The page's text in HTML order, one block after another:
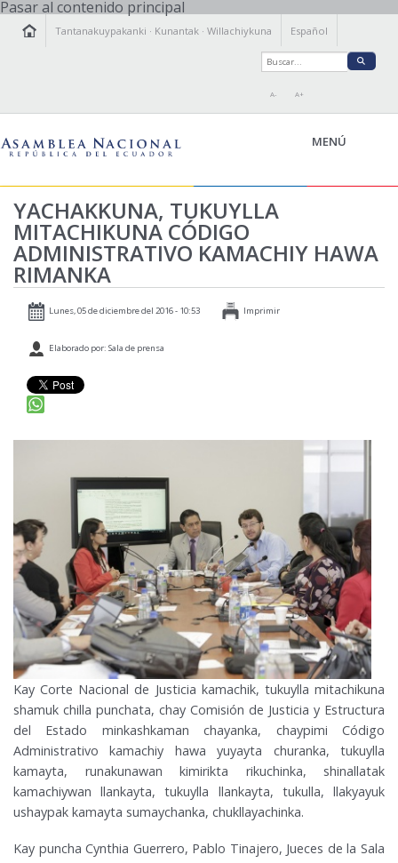
Pasar al contenido principal
Tantanakuypakanki · Kunantak ·Willachiykuna Español
A- A+
MENÚ
TANTANAKUY
KAMACHIY KILLKAY
ÑAWINCHIY
WILLACHIKKUNA
ISTALLAKTAMANTA
YACHAKKUNA, TUKUYLLA
MITACHIKUNA CÓDIGO
ADMINISTRATIVO KAMACHIY HAWA
RIMANKA
Lunes, 05 de diciembre del 2016 - 10:53 Imprimir
Elaborado por: Sala de prensa
Kay Corte Nacional de Justicia kamachik, tukuylla mitachikuna
shamuk chilla punchata, chay Comisión de Justicia y Estructura
del Estado minkashkaman chayanka, chaypimi Código
Administrativo kamachiy hawa yuyayta churanka, tukuylla
kamayta, runakunawan kimirikta rikuchinka, shinallatak
kamachiywan llankayta, tukuylla llankayta, tukulla, llakyayuk
ushaypak kamayta sumaychanka, chukllayachinka.
Kay puncha Cynthia Guerrero, Pablo Tinajero, Jueces de la Sala